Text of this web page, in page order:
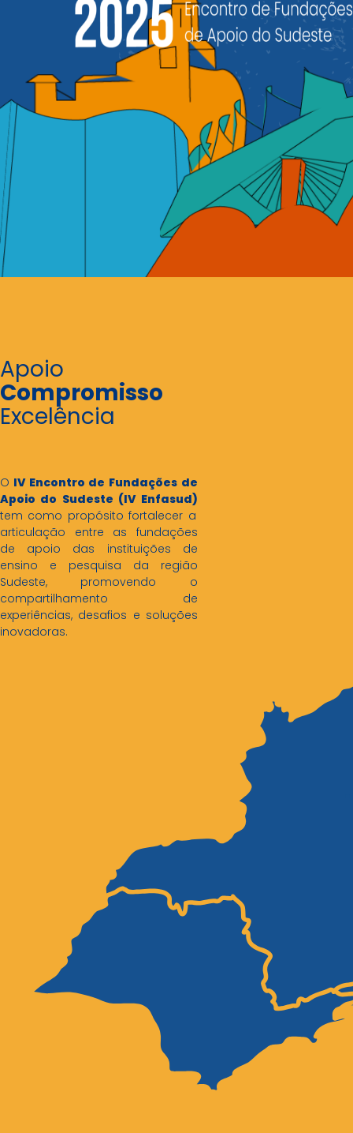
Apoio
Compromisso
Excelência
O IV Encontro de Fundações de
Apoio do Sudeste (IV Enfasud)
tem como propósito fortalecer a
articulação entre as fundações
de apoio das instituições de
ensino e pesquisa da região
Sudeste, promovendo o
compartilhamento de
experiências, desafios e soluções
inovadoras.